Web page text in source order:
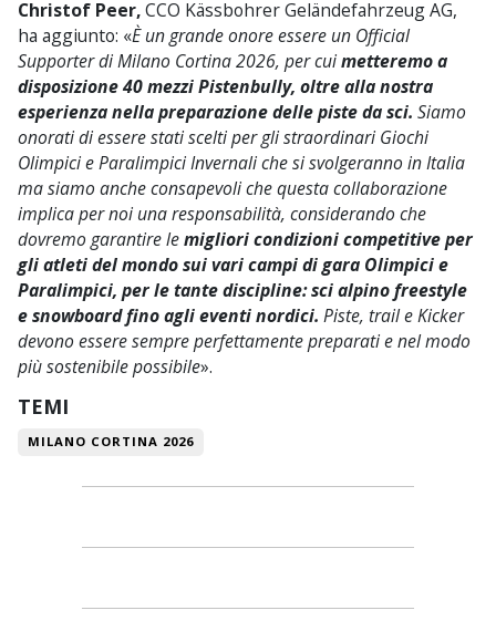
Christof Peer,CCO Kässbohrer Geländefahrzeug AG,
ha aggiunto: «È un grande onore essere un Official
Supporter di Milano Cortina 2026, per cuimetteremo a
disposizione 40 mezzi Pistenbully, oltre alla nostra
esperienza nella preparazione delle piste da sci. Siamo
onorati di essere stati scelti per gli straordinari Giochi
Olimpici e Paralimpici Invernali che si svolgeranno in Italia
ma siamo anche consapevoli che questa collaborazione
implica per noi una responsabilità, considerando che
dovremo garantire lemigliori condizioni competitive per
gli atleti del mondo sui vari campi di gara Olimpici e
Paralimpici, per le tante discipline: sci alpino freestyle
e snowboard fino agli eventi nordici. Piste, trail e Kicker
devono essere sempre perfettamente preparati e nel modo
più sostenibile possibile».
TEMI
MILANO CORTINA 2026